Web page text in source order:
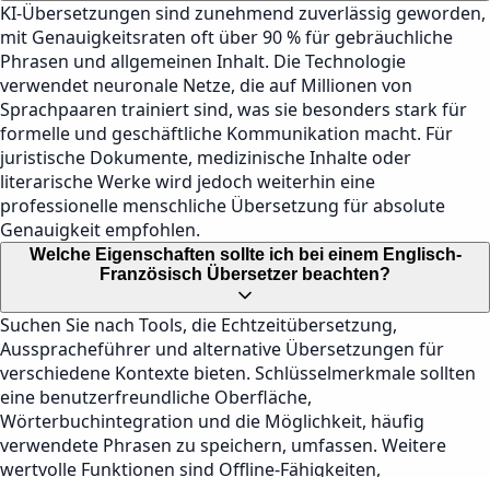
KI-Übersetzungen sind zunehmend zuverlässig geworden,
mit Genauigkeitsraten oft über 90 % für gebräuchliche
Phrasen und allgemeinen Inhalt. Die Technologie
verwendet neuronale Netze, die auf Millionen von
Sprachpaaren trainiert sind, was sie besonders stark für
formelle und geschäftliche Kommunikation macht. Für
juristische Dokumente, medizinische Inhalte oder
literarische Werke wird jedoch weiterhin eine
professionelle menschliche Übersetzung für absolute
Genauigkeit empfohlen.
Welche Eigenschaften sollte ich bei einem Englisch-
Französisch Übersetzer beachten?
Suchen Sie nach Tools, die Echtzeitübersetzung,
Ausspracheführer und alternative Übersetzungen für
verschiedene Kontexte bieten. Schlüsselmerkmale sollten
eine benutzerfreundliche Oberfläche,
Wörterbuchintegration und die Möglichkeit, häufig
verwendete Phrasen zu speichern, umfassen. Weitere
wertvolle Funktionen sind Offline-Fähigkeiten,